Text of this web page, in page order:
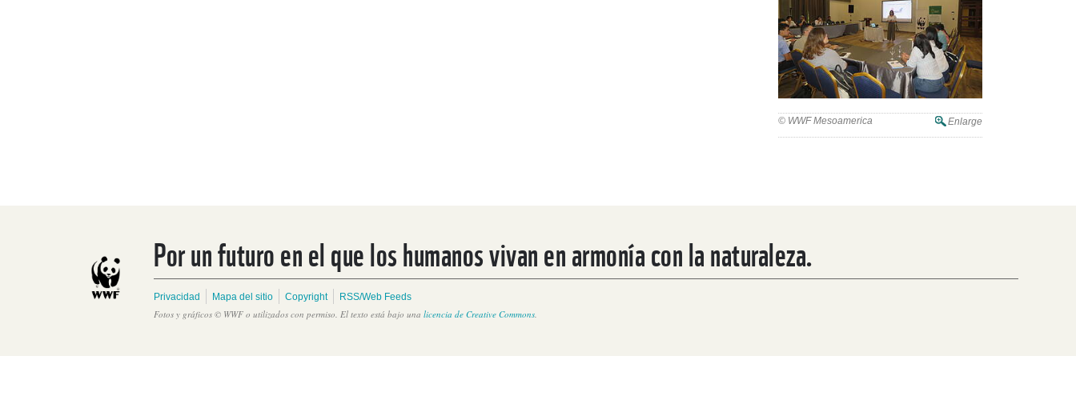
de residuos sólidos en San Pedro Sula,
Honduras
© WWF Mesoamerica Enlarge
Por un futuro en el que los humanos vivan en armonía con la naturaleza.
Privacidad Mapa del sitio Copyright RSS/Web Feeds
Fotos y gráficos © WWF o utilizados con permiso. El texto está bajo una licencia de Creative Commons.